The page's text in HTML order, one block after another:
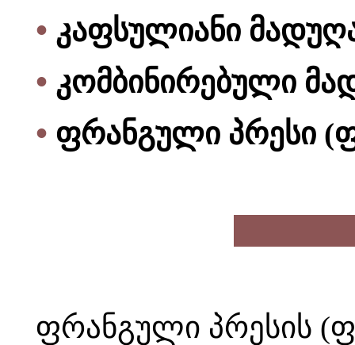
• კაფსულიანი
• კომბინირებული
• ფრანგული პრესი
ფრანგული პრესის